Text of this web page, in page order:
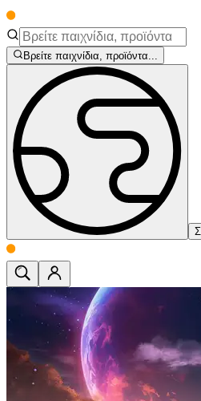
Βρείτε παιχνίδια, προϊόντα...